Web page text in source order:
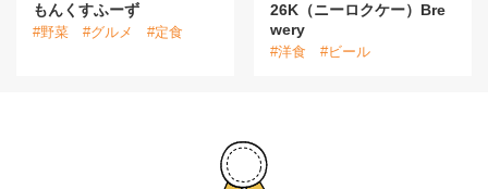
もんくすふーず
#野菜 #グルメ #定食
26K（ニーロクケー）Bre
wery
#洋食 #ビール